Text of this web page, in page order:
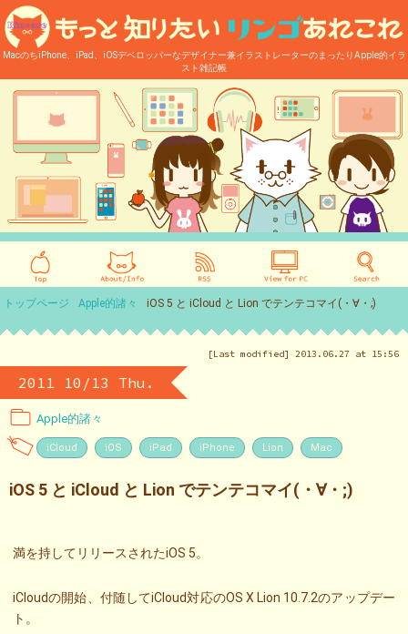
MacのちiPhone、iPad、iOSデベロッパーなデザイナー兼イラストレーターのまったりApple的イラ
スト雑記帳
トップページ Apple的諸々 iOS 5 と iCloud と Lion でテンテコマイ(・∀・;)
[Last modified] 2013.06.27 at 15:56
2011 10/13 Thu.
Apple的諸々
iCloud iOS iPad iPhone Lion Mac
iOS 5 と iCloud と Lion でテンテコマイ(・∀・;)
満を持してリリースされたiOS 5。
iCloudの開始、付随してiCloud対応のOS X Lion 10.7.2のアップデー
ト。